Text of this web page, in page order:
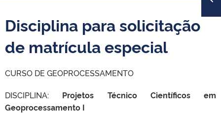
PORTARIAS
Disciplina para solicitação
de matrícula especial
CURSO DE GEOPROCESSAMENTO
DISCIPLINA: Projetos Técnico Científicos em
Geoprocessamento I